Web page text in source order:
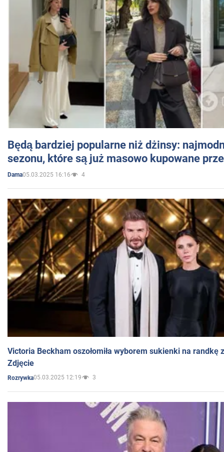
Będą bardziej popularne niż dżinsy:
sezonu, które są już masowo kupowane
Dama05.03.2025 16:16 4
Victoria Beckham oszołomiła wyborem sukienki na randkę
Zdjęcie
Rozrywka05.03.2025 12:19 3